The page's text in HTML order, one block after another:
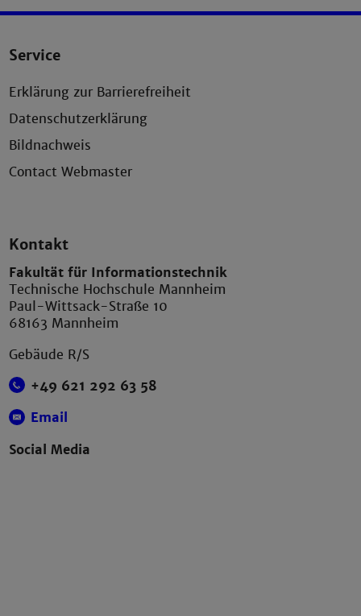
Service
Erklärung zur Barrierefreiheit
Datenschutzerklärung
Bildnachweis
Contact Webmaster
Kontakt
Fakultät für Informationstechnik
Technische Hochschule Mannheim
Paul-Wittsack-Straße 10
68163 Mannheim
Gebäude R/S
+49 621 292 63 58
Email
Social Media